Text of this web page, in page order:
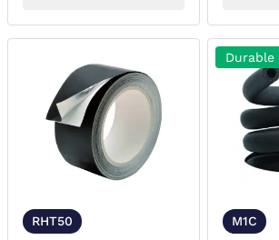
RHT50
Durable
M1C